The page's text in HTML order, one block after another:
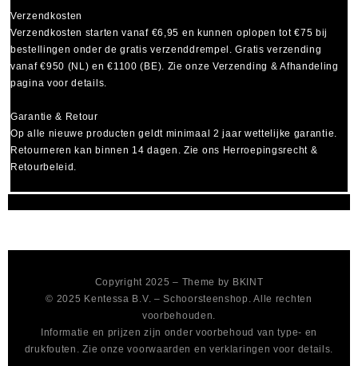
Verzendkosten
Verzendkosten starten vanaf €6,95 en kunnen oplopen tot€75 bij
bestellingen onder de gratis verzenddrempel. Gratis verzending
vanaf €950 (NL) en €1100 (BE). Zie onze Verzending & Afhandeling
pagina voor details.
Garantie & Retour
Op alle nieuwe producten geldt minimaal2 jaar wettelijke garantie.
Retourneren kan binnen 14 dagen. Zie ons Herroepingsrecht &
Retourbeleid.
Copyright 2025 – Theme by BKINT
© 2025 Kentessa B.V. – Schoorsteenshop. Alle rechten
voorbehouden.
Informatie en prijzen zijn onder voorbehoud van type- en
drukfouten. Zie onze voorwaarden en verklaringen voor details.